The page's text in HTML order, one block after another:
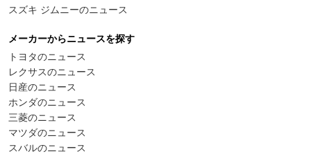
スズキ ジムニーのニュース
メーカーからニュースを探す
トヨタのニュース
レクサスのニュース
日産のニュース
ホンダのニュース
三菱のニュース
マツダのニュース
スバルのニュース